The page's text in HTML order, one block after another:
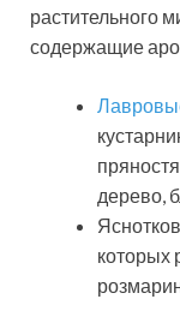
растительного
содержащие
дерево,
которых